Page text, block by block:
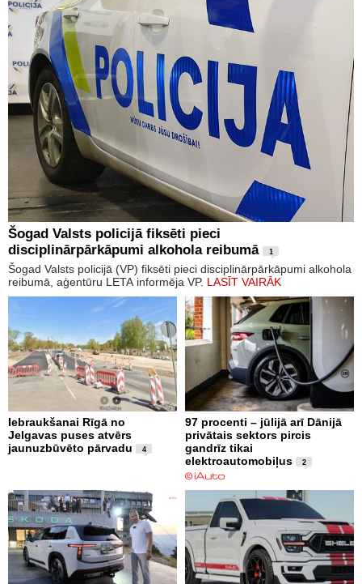
Šogad Valsts policijā fiksēti pieci
disciplinārpārkāpumi alkohola reibumā
1
Šogad Valsts policijā (VP) fiksēti pieci disciplinārpārkāpumi alkohola
reibumā, aģentūru LETA informēja VP. LASĪT VAIRĀK
Iebraukšanai Rīgā no
Jelgavas puses atvērs
jaunuzbūvēto pārvadu
4
97 procenti – jūlijā arī Dānijā
privātais sektors pircis
gandrīz tikai
elektroautomobiļus
2